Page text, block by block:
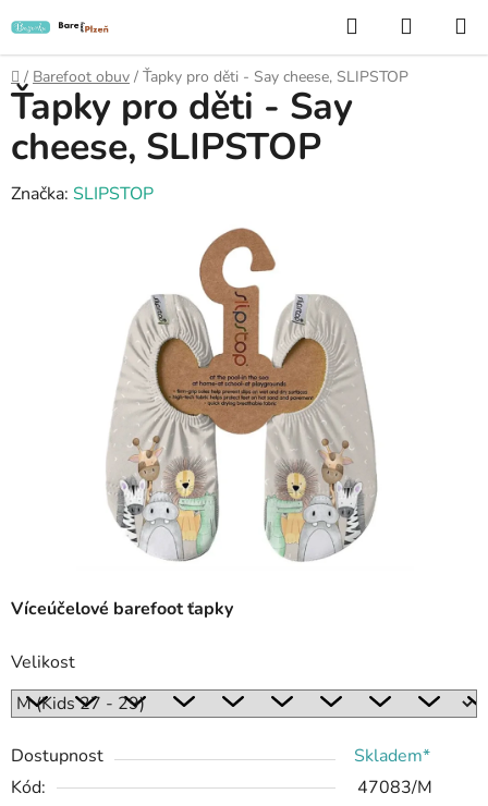
na
obsah
Hledat
KOŠÍK
Domů
/ Barefoot obuv / Ťapky pro děti - Say cheese, SLIPSTOP
Víceúčelové barefoot ťapky
Velikost
Dostupnost
Skladem*
Kód:
47083/M
Ťapky pro děti - Say
cheese, SLIPSTOP
Značka: SLIPSTOP